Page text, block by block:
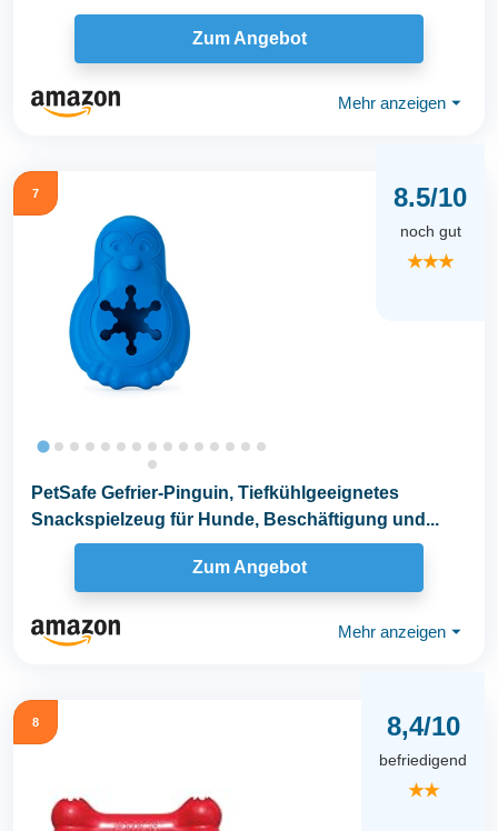
Zum Angebot
Mehr anzeigen ⏷
7 8.5/10
noch gut
★★★
PetSafe Gefrier-Pinguin, Tiefkühlgeeignetes
Snackspielzeug für Hunde, Beschäftigung und...
Zum Angebot
Mehr anzeigen ⏷
8 8,4/10
befriedigend
★★